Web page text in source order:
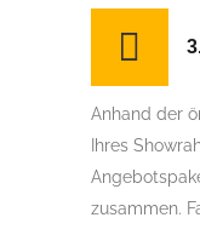
Anhand der
Ihres
zusammen.